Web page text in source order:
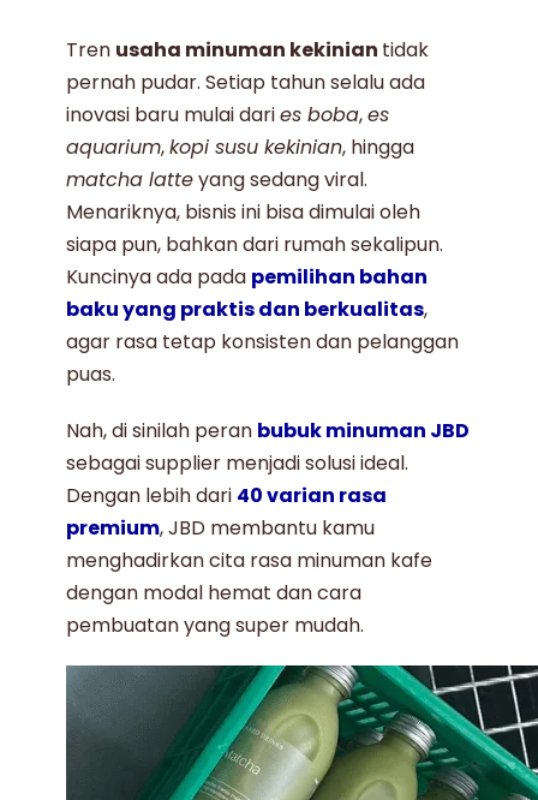
Tren usaha minuman kekinian tidak
pernah pudar. Setiap tahun selalu ada
inovasi baru mulai daries boba,es
aquarium,kopi susu kekinian, hingga
matcha latteyang sedang viral.
Menariknya, bisnis ini bisa dimulai oleh
siapa pun, bahkan dari rumah sekalipun.
Kuncinya ada pada pemilihan bahan
baku yang praktis dan berkualitas,
agar rasa tetap konsisten dan pelanggan
puas.
Nah, di sinilah peran bubuk minuman JBD
sebagai supplier menjadi solusi ideal.
Dengan lebih dari 40 varian rasa
premium, JBD membantu kamu
menghadirkan cita rasa minuman kafe
dengan modal hemat dan cara
pembuatan yang super mudah.